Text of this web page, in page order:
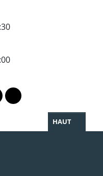
Linkedin
le profil Facebook
vers le profil Twitter
Partager par WhatsApp
HAUT